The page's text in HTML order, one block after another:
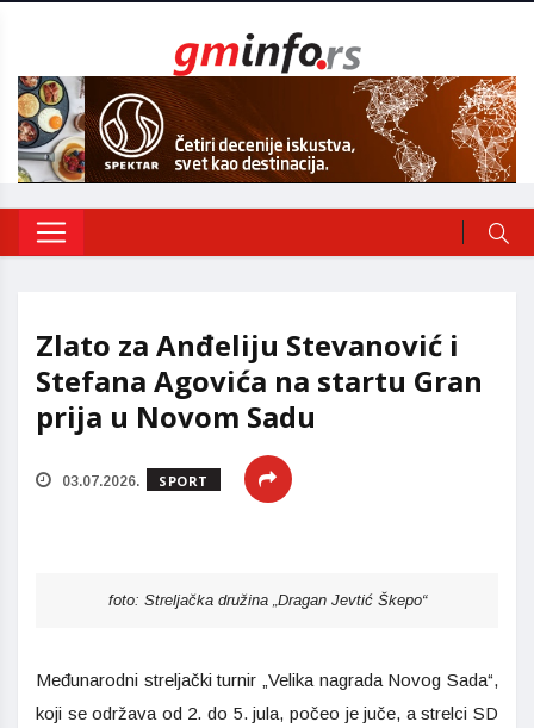
Zlato za Anđeliju Stevanović i
Stefana Agovića na startu Gran
prija u Novom Sadu
03.07.2026. SPORT
foto: Streljačka družina „Dragan Jevtić Škepo“
Međunarodni streljački turnir „Velika nagrada Novog Sada“,
koji se održava od 2. do 5. jula, počeo je juče, a strelci SD